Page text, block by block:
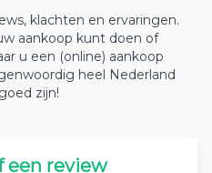
klachten en ervaringen.
aankoop kunt doen of
u een (online) aankoop
heel Nederland
zijn!
een review